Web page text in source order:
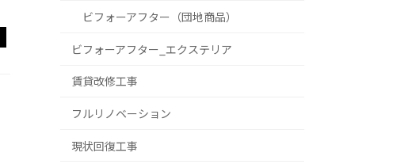
ビフォーアフター（団地商品）
ビフォーアフター_エクステリア
賃貸改修工事
フルリノベーション
現状回復工事